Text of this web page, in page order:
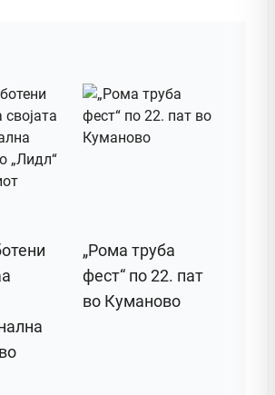
„Рома труба
фест“ по 22. пат
во Куманово